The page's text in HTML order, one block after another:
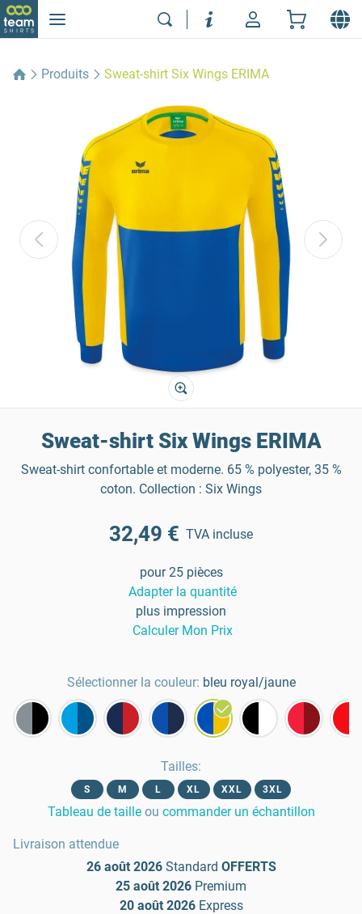
Produits Sweat-shirt Six Wings ERIMA
Sweat-shirt Six Wings ERIMA
Sweat-shirt confortable et moderne. 65 % polyester, 35 %
coton. Collection : Six Wings
32,49 € TVA incluse
pour 25 pièces
Adapter la quantité
plus impression
Calculer Mon Prix
Sélectionner la couleur: bleu royal/jaune
Tailles:
S M L XL XXL 3XL
Tableau de taille ou commander un échantillon
Livraison attendue
26 août 2026 Standard OFFERTS
25 août 2026 Premium
20 août 2026 Express